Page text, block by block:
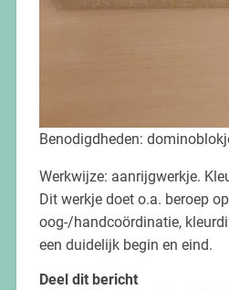
Benodigdheden:
Werkwijze: aanrijgwerkje.
Dit werkje doet o.a. beroep
oog-/handcoördinatie,
een duidelijk begin en eind.
Deel dit bericht